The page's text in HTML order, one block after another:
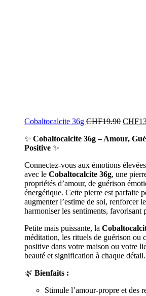
Cobaltocalcite 36g CHF19.90 CHF
✨ Cobaltocalcite 36g – Amour,
Positive ✨
Connectez-vous aux émotions
avec le Cobaltocalcite 36g, une
propriétés d’amour, de guérison
énergétique. Cette pierre est parfaite
augmenter l’estime de soi, renforcer
harmoniser les sentiments, favorisant
Petite mais puissante, la
méditation, les rituels de guérison ou
positive dans votre maison ou votre
beauté et signification à chaque détail.
🌿 Bienfaits :
Stimule l’amour-propre et des